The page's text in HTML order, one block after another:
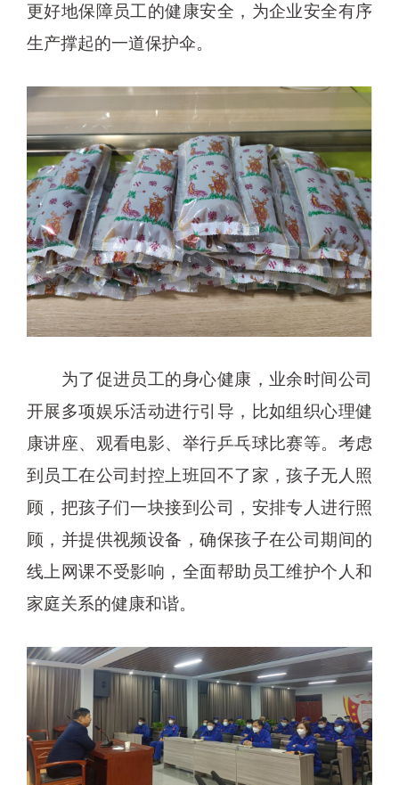
更好地保障员工的健康安全，为企业安全有序
生产撑起的一道保护伞。
为了促进员工的身心健康，业余时间公司
开展多项娱乐活动进行引导，比如组织心理健
康讲座、观看电影、举行乒乓球比赛等。考虑
到员工在公司封控上班回不了家，孩子无人照
顾，把孩子们一块接到公司，安排专人进行照
顾，并提供视频设备，确保孩子在公司期间的
线上网课不受影响，全面帮助员工维护个人和
家庭关系的健康和谐。